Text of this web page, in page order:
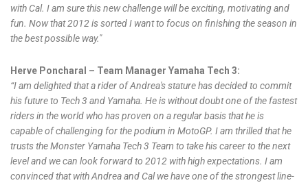
with Cal. I am sure this new challenge will be exciting, motivating and
fun. Now that 2012 is sorted I want to focus on finishing the season in
the best possible way."
Herve Poncharal – Team Manager Yamaha Tech 3:
“I am delighted that a rider of Andrea's stature has decided to commit
his future to Tech 3 and Yamaha. He is without doubt one of the fastest
riders in the world who has proven on a regular basis that he is
capable of challenging for the podium in MotoGP. I am thrilled that he
trusts the Monster Yamaha Tech 3 Team to take his career to the next
level and we can look forward to 2012 with high expectations. I am
convinced that with Andrea and Cal we have one of the strongest line-